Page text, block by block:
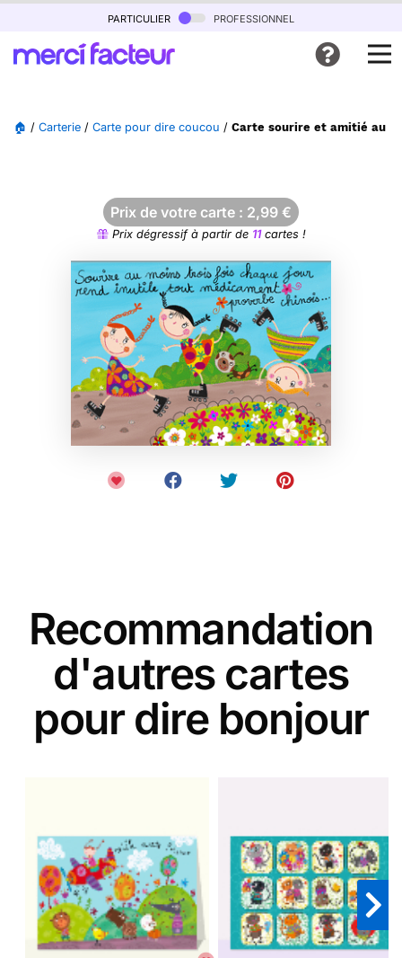
particulier professionnel
🏠 / Carterie / Carte pour dire coucou / Carte sourire et amitié au fil
Prix de votre carte : 2,99 €
Prix dégressif à partir de 11cartes !
Recommandation
d'autres cartes
pour dire bonjour